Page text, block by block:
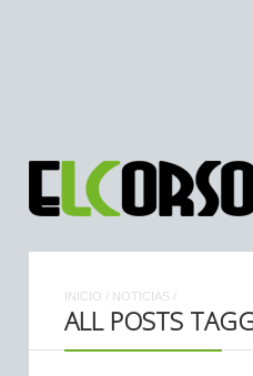
INICIO / NOTICIAS /
ALL POSTS